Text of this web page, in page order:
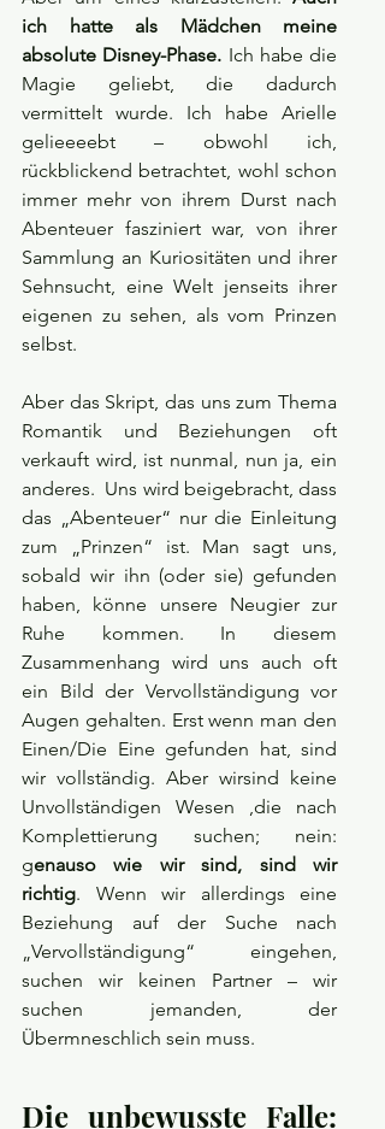
ich hatte als Mädchen meine
absolute Disney-Phase. Ich habe die
Magie geliebt, die dadurch
vermittelt wurde. Ich habe Arielle
gelieeeebt – obwohl ich,
rückblickend betrachtet, wohl schon
immer mehr von ihrem Durst nach
Abenteuer fasziniert war, von ihrer
Sammlung an Kuriositäten und ihrer
Sehnsucht, eine Welt jenseits ihrer
eigenen zu sehen, als vom Prinzen
selbst.
Aber das Skript, das uns zum Thema
Romantik und Beziehungen oft
verkauft wird, ist nunmal, nun ja, ein
anderes.  Uns wird beigebracht, dass
das „Abenteuer“ nur die Einleitung
zum „Prinzen“ ist. Man sagt uns,
sobald wir ihn (oder sie) gefunden
haben, könne unsere Neugier zur
Ruhe kommen. In diesem
Zusammenhang wird uns auch oft
ein Bild der Vervollständigung vor
Augen gehalten. Erst wenn man den
Einen/Die Eine gefunden hat, sind
wir vollständig. Aber wirsind keine
Unvollständigen Wesen ,die nach
Komplettierung suchen; nein:
genauso wie wir sind, sind wir
richtig. Wenn wir allerdings eine
Beziehung auf der Suche nach
„Vervollständigung“ eingehen,
suchen wir keinen Partner – wir
suchen jemanden, der
Übermneschlich sein muss.
Die unbewusste Falle: